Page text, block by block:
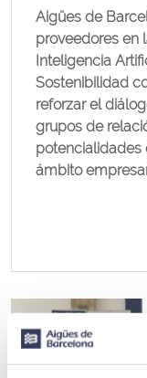
Aigües de
proveedores en
Inteligencia
Sostenibilidad
reforzar el
grupos de
potencialidades
ámbito